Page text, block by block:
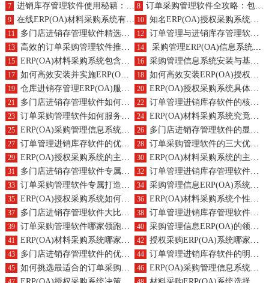
7 进销库存管理软件使用秘籍：升级时需关注哪些事项？ 8 订单采购管理软件全攻略：包含哪些功能？升级方案如何规划？
9 在线ERP(OA)材料采购系统有何独特作用？升级时需关注哪些关键点？ 10 知名ERP(OA)授权采购系统品牌有哪些？主要作用是什么？
11 多门店进销存管理软件精选，自动化功能如何助力？ 12 订单管理与进销库存管理软件优选？作用详解
13 高效的订单采购管理软件推荐？作用有哪些？ 14 采购管理ERP(OA)信息系统的作用及具体软件推荐？
15 ERP(OA)材料采购系统包含哪些种类？核心作用是什么？ 16 采购管理信息系统安装与基本实施步骤是怎样的？
17 如何高效安装并实施ERP(OA)材料采购系统？ 18 如何高效安装ERP(OA)授权采购系统？制定实施计划表的要点是什么？
19 仓库进销存管理ERP(OA)服务的优势，如何提升库存周转率？ 20 ERP(OA)授权采购系统具体指什么？它如何为企业带来采购效率与成本控制的优势？
21 多门店进销存管理软件如何助力企业运营？优势何在？ 22 订单管理进销库存软件的核心服务及优势详解？
23 订单采购管理软件如何服务企业？有何显著好处？ 24 ERP(OA)材料采购系统究竟是什么？带来哪些显著优势？
25 ERP(OA)采购管理信息系统的优势与功能特点详解？ 26 多门店进销存管理软件的显著优势与功能特性是什么？
27 订单管理进销库存软件的优势与特色功能有哪些？ 28 订单采购管理软件的三大优势及技术特点概览？
29 ERP(OA)授权采购系统的主要优势与特点是什么？ 30 ERP(OA)材料采购系统的主要优势与特色功能是什么？
31 多门店进销存管理软件专属定制费用明细，开发过程全解析 32 订单管理进销库存管理软件个性化设计成本，二次开发流程揭秘？
33 订单采购管理软件专属打造需要多少钱？二次开发价格策略？ 34 采购管理信息ERP(OA)系统打造费用探究，二次开发平台比较
35 ERP(OA)授权采购系统如何个性化开发？探索二次开发平台的选择 36 ERP(OA)材料采购系统个性化打造服务及二次开发成本概览
37 多门店进销存管理软件大比拼，哪款适合您？订购手段分享 38 订单管理进销库存管理软件新选择及购买推荐
39 订单采购管理软件哪家领跑？求购必看 40 采购管理信息ERP(OA)的领先品牌介绍，选择要点解析
41 ERP(OA)材料采购系统哪家好？最佳采购策略 42 授权采购ERP(OA)系统哪家强？精选获取策略
43 多门店进销存管理软件的优选标准，功能深度剖析 44 订单管理进销库存软件的明智选择要素？涵盖哪些模块？
45 如何挑选最适合的订单采购管理软件？全面模块概览 46 ERP(OA)采购管理信息系统的择取智慧，模块构成与选型考量